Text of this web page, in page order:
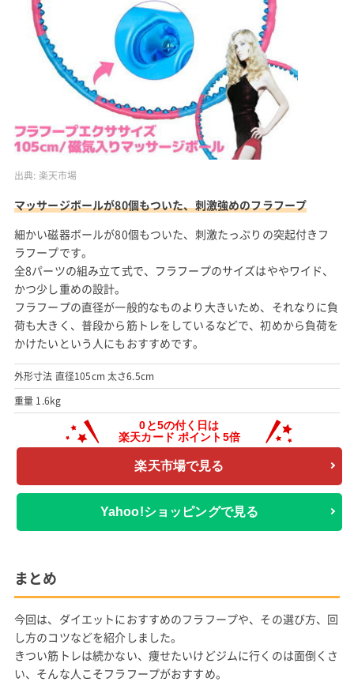
出典: 楽天市場
マッサージボールが80個もついた、刺激強めのフラフープ
細かい磁器ボールが80個もついた、刺激たっぷりの突起付きフ
ラフープです。
全8パーツの組み立て式で、フラフープのサイズはややワイド、
かつ少し重めの設計。
フラフープの直径が一般的なものより大きいため、それなりに負
荷も大きく、普段から筋トレをしているなどで、初めから負荷を
かけたいという人にもおすすめです。
外形寸法 直径105cm 太さ6.5cm
重量 1.6kg
楽天市場で見る
Yahoo!ショッピングで見る
まとめ
今回は、ダイエットにおすすめのフラフープや、その選び方、回
し方のコツなどを紹介しました。
きつい筋トレは続かない、痩せたいけどジムに行くのは面倒くさ
い、そんな人こそフラフープがおすすめ。